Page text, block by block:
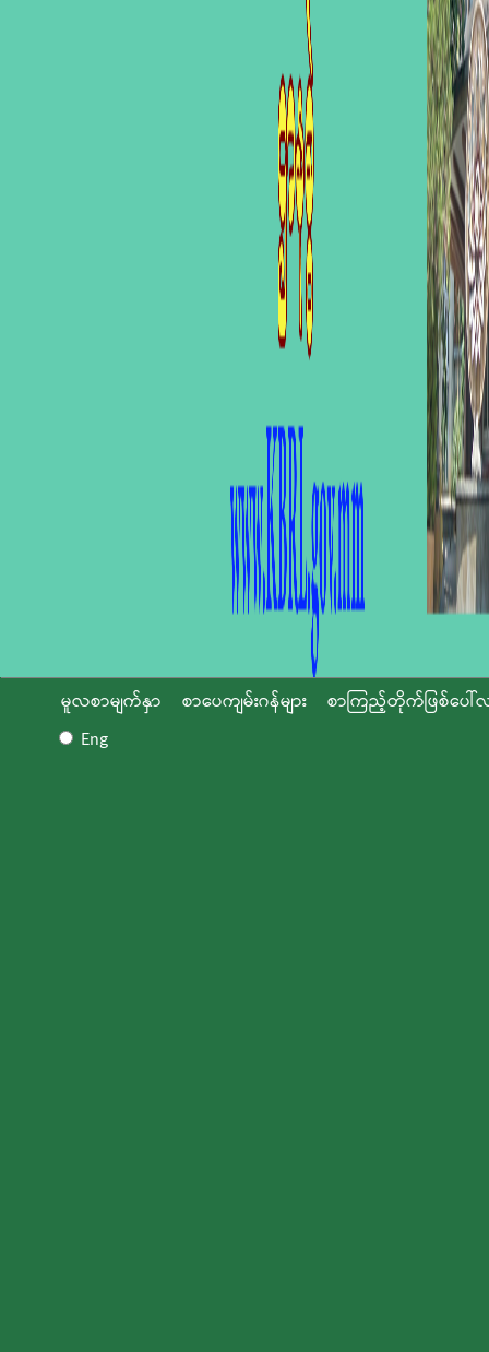
မူလစာမျက်နှာ စာပေကျမ်းဂန်များ
စာကြည့်တိုက်ဖြစ်ပေါ်
Eng